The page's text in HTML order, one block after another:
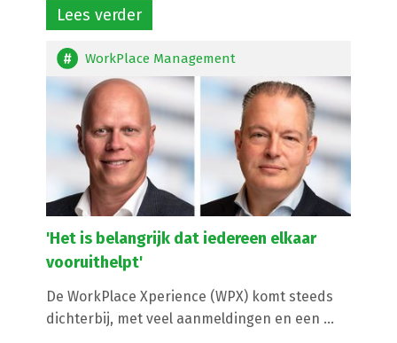
Lees verder
WorkPlace Management
'Het is belangrijk dat iedereen elkaar
vooruithelpt'
De WorkPlace Xperience (WPX) komt steeds
dichterbij, met veel aanmeldingen en een ...